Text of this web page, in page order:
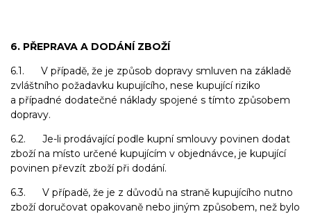
6. PŘEPRAVA A DODÁNÍ ZBOŽÍ
6.1. V případě, že je způsob dopravy smluven na základě
zvláštního požadavku kupujícího, nese kupující riziko
a případné dodatečné náklady spojené s tímto způsobem
dopravy.
6.2. Je-li prodávající podle kupní smlouvy povinen dodat
zboží na místo určené kupujícím v objednávce, je kupující
povinen převzít zboží při dodání.
6.3. V případě, že je z důvodů na straně kupujícího nutno
zboží doručovat opakovaně nebo jiným způsobem, než bylo